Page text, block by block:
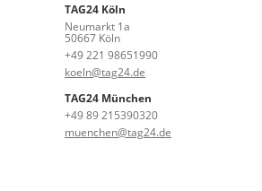
TAG24 Köln
Neumarkt 1a
50667 Köln
+49 221 98651990
koeln@tag24.de
TAG24 München
+49 89 215390320
muenchen@tag24.de